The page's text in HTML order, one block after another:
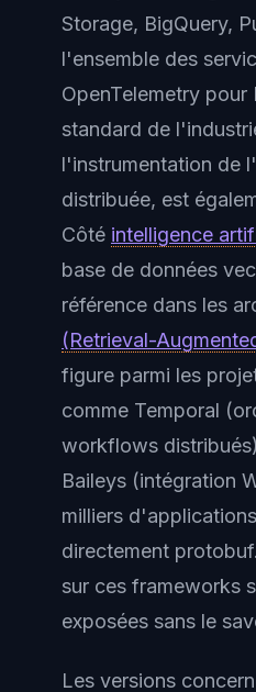
Storage, BigQuery,
l'ensemble des
OpenTelemetry
standard de
l'instrumentation de
distribuée, est
Côté intelligence
base de données
référence dans les
(Retrieval-
figure parmi les
comme Temporal
workflows
Baileys (intégration
milliers
directement
sur ces frameworks
exposées sans le
Les versions